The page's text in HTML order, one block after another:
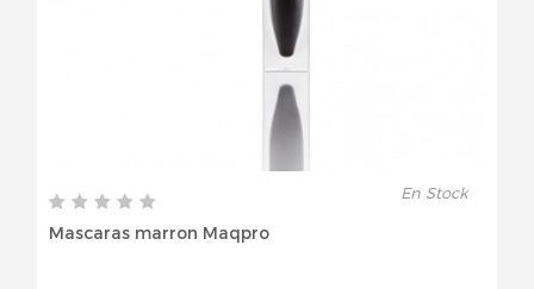
En Stock
Mascaras marron Maqpro